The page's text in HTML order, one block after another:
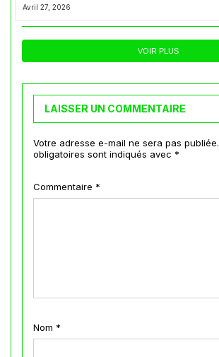
Avril 27, 2026
VOIR PLUS
LAISSER UN COMMENTAIRE
Votre adresse e-mail ne sera pas publiée.
obligatoires sont indiqués avec *
Commentaire *
Nom *